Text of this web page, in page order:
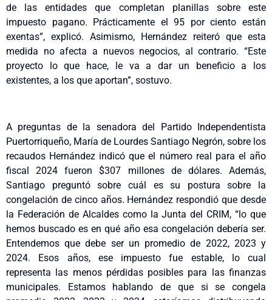
de las entidades que completan planillas sobre este
impuesto pagano. Prácticamente el 95 por ciento están
exentas”, explicó. Asimismo, Hernández reiteró que esta
medida no afecta a nuevos negocios, al contrario. “Este
proyecto lo que hace, le va a dar un beneficio a los
existentes, a los que aportan”, sostuvo.
A preguntas de la senadora del Partido Independentista
Puertorriqueño, María de Lourdes Santiago Negrón, sobre los
recaudos Hernández indicó que el número real para el año
fiscal 2024 fueron $307 millones de dólares. Además,
Santiago preguntó sobre cuál es su postura sobre la
congelación de cinco años. Hernández respondió que desde
la Federación de Alcaldes como la Junta del CRIM, “lo que
hemos buscado es en qué año esa congelación debería ser.
Entendemos que debe ser un promedio de 2022, 2023 y
2024. Esos años, ese impuesto fue estable, lo cual
representa las menos pérdidas posibles para las finanzas
municipales. Estamos hablando de que si se congela